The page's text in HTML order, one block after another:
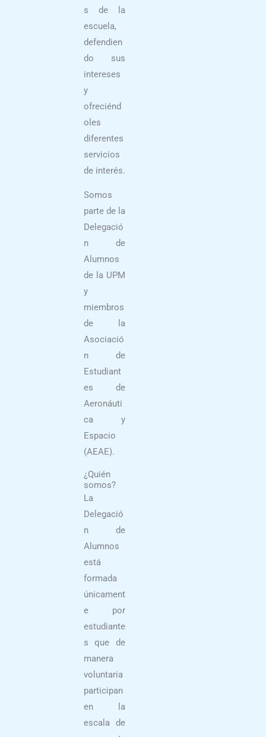
s de la
escuela,
defendien
do sus
intereses
y
ofreciénd
oles
diferentes
servicios
de interés.
Somos
parte de la
Delegació
n de
Alumnos
de la UPM
y
miembros
de la
Asociació
n de
Estudiant
es de
Aeronáuti
ca y
Espacio
(AEAE).
¿Quién
somos?
La
Delegació
n de
Alumnos
está
formada
únicament
e por
estudiante
s que de
manera
voluntaria
participan
en la
escala de